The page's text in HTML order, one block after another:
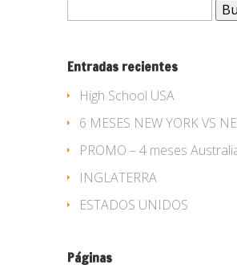
Entradas recientes
High School USA
6 MESES NEW YORK VS
PROMO – 4 meses
INGLATERRA
ESTADOS UNIDOS
Páginas